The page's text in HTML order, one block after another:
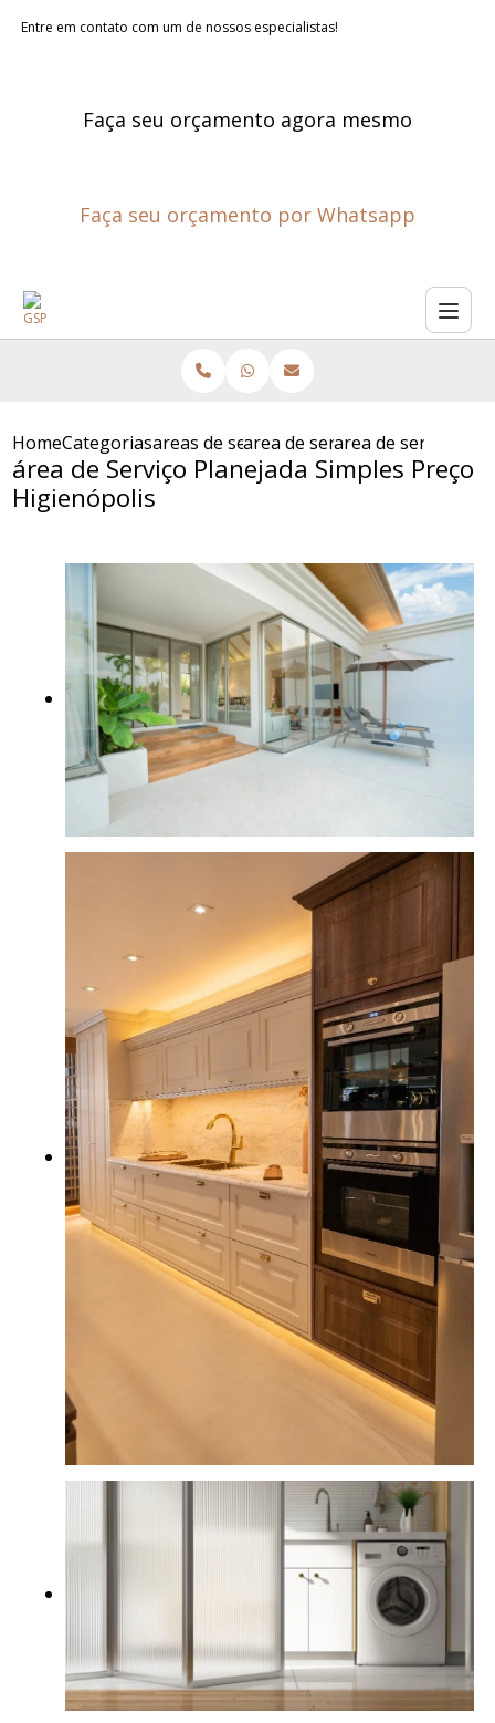
Entre em contato com um de nossos especialistas!
Faça seu orçamento agora mesmo
Faça seu orçamento por Whatsapp
HomeCategoriasareas de servico planejadas
area de servico planejada
area de servico
área de Serviço Planejada Simples Preço
Higienópolis